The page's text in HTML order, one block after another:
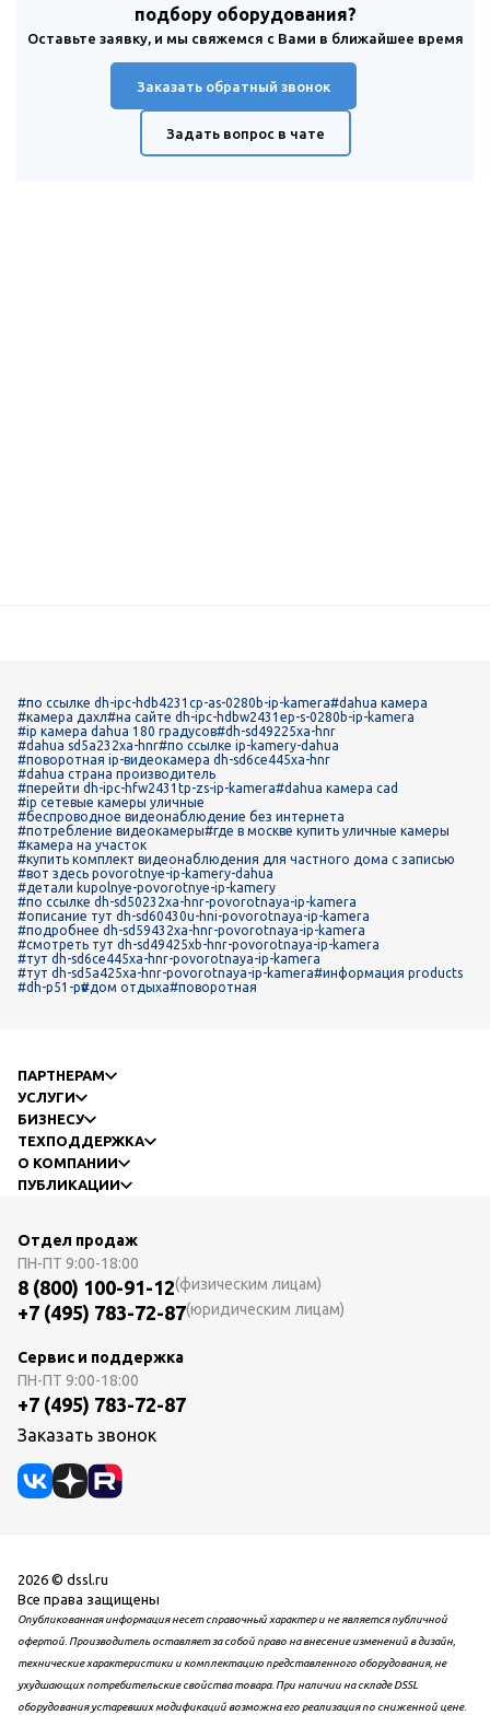
подбору оборудования?
Оставьте заявку, и мы свяжемся с Вами в ближайшее время
Заказать обратный звонок
Задать вопрос в чате
#по ссылке dh-ipc-hdb4231cp-as-0280b-ip-kamera#dahua камера
#камера дахл#на сайте dh-ipc-hdbw2431ep-s-0280b-ip-kamera
#ip камера dahua 180 градусов#dh-sd49225xa-hnr
#dahua sd5a232xa-hnr#по ссылке ip-kamery-dahua
#поворотная ip-видеокамера dh-sd6ce445xa-hnr
#dahua страна производитель
#перейти dh-ipc-hfw2431tp-zs-ip-kamera#dahua камера cad
#ip сетевые камеры уличные
#беспроводное видеонаблюдение без интернета
#потребление видеокамеры#где в москве купить уличные камеры
#камера на участок
#купить комплект видеонаблюдения для частного дома с записью
#вот здесь povorotnye-ip-kamery-dahua
#детали kupolnye-povorotnye-ip-kamery
#по ссылке dh-sd50232xa-hnr-povorotnaya-ip-kamera
#описание тут dh-sd60430u-hni-povorotnaya-ip-kamera
#подробнее dh-sd59432xa-hnr-povorotnaya-ip-kamera
#смотреть тут dh-sd49425xb-hnr-povorotnaya-ip-kamera
#тут dh-sd6ce445xa-hnr-povorotnaya-ip-kamera
#тут dh-sd5a425xa-hnr-povorotnaya-ip-kamera#информация products
#dh-р51-рѵ#дом отдыха#поворотная
ПАРТНЕРАМ
УСЛУГИ
БИЗНЕСУ
ТЕХПОДДЕРЖКА
О КОМПАНИИ
ПУБЛИКАЦИИ
Отдел продаж
ПН-ПТ 9:00-18:00
8 (800) 100-91-12(физическим лицам)
+7 (495) 783-72-87(юридическим лицам)
Сервис и поддержка
ПН-ПТ 9:00-18:00
+7 (495) 783-72-87
Заказать звонок
2026 © dssl.ru
Все права защищены
Опубликованная информация несет справочный характер и не является публичной
офертой. Производитель оставляет за собой право на внесение изменений в дизайн,
технические характеристики и комплектацию представленного оборудования, не
ухудшающих потребительские свойства товара. При наличии на складе DSSL
оборудования устаревших модификаций возможна его реализация по сниженной цене.